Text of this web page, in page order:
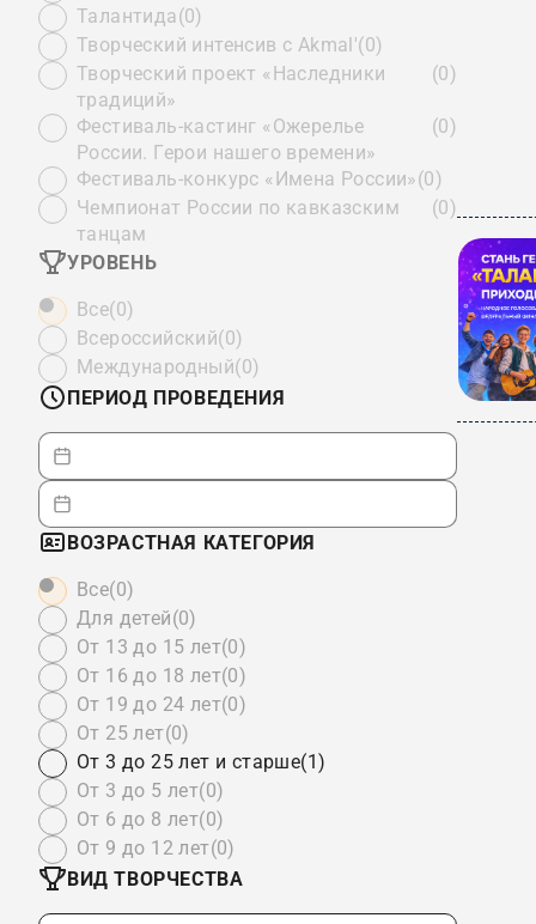
Талантида(0)
Творческий интенсив с Akmal'(0)
Творческий проект «Наследники
традиций»
(0)
Фестиваль-кастинг «Ожерелье
России. Герои нашего времени»
(0)
Фестиваль-конкурс «Имена России»(0)
Чемпионат России по кавказским
танцам
(0)
УРОВЕНЬ
Все(0)
Всероссийский(0)
Международный(0)
ПЕРИОД ПРОВЕДЕНИЯ
ВОЗРАСТНАЯ КАТЕГОРИЯ
Все(0)
Для детей(0)
От 13 до 15 лет(0)
От 16 до 18 лет(0)
От 19 до 24 лет(0)
От 25 лет(0)
От 3 до 25 лет и старше(1)
От 3 до 5 лет(0)
От 6 до 8 лет(0)
От 9 до 12 лет(0)
ВИД ТВОРЧЕСТВА